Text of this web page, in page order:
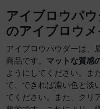
アイブロウパ
のアイブロウメ
アイブロウパウダーは、
商品です。 マットな質感
ようにしてください。ま
て、できれば濃い色と淡
てください。また、クリ